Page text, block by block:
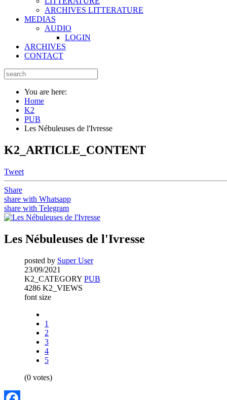
ARCHIVES LITTERATURE
MEDIAS
AUDIO
LOGIN
ARCHIVES
CONTACT
You are here:
Home
K2
PUB
Les Nébuleuses de l'Ivresse
K2_ARTICLE_CONTENT
Tweet
Share
share with Whatsapp
share with Telegram
Les Nébuleuses de l'Ivresse
posted by Super User
23/09/2021
K2_CATEGORY PUB
4286 K2_VIEWS
font size
1
2
3
4
5
(0 votes)